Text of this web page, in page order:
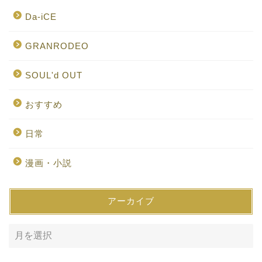
Da-iCE
GRANRODEO
SOUL'd OUT
おすすめ
日常
漫画・小説
アーカイブ